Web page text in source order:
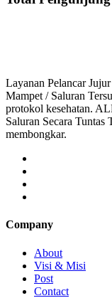
Layanan Pelancar
Mampet / Saluran
protokol kesehatan.
Saluran Secara Tuntas
membongkar.
Company
About
Visi & Misi
Post
Contact